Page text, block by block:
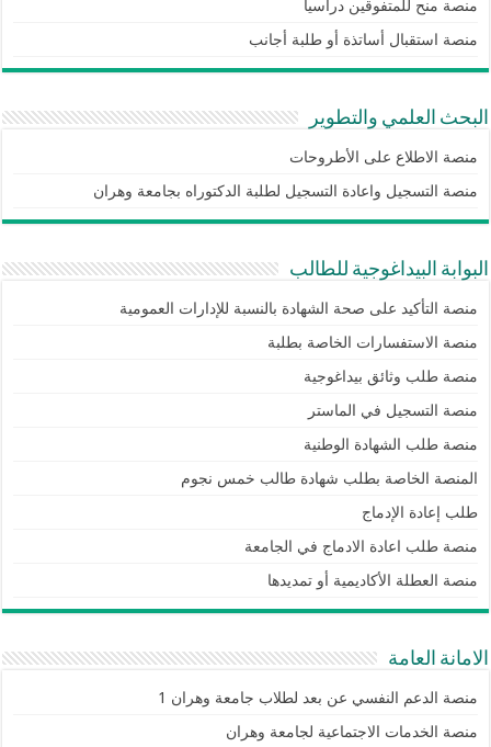
منصة منح للمتفوقين دراسيا
منصة استقبال أساتذة أو طلبة أجانب
البحث العلمي والتطوير
منصة الاطلاع على الأطروحات
منصة التسجيل واعادة التسجيل لطلبة الدكتوراه بجامعة وهران
البوابة البيداغوجية للطالب
منصة التأكيد على صحة الشهادة بالنسبة للإدارات العمومية
منصة الاستفسارات الخاصة بطلبة
منصة طلب وثائق بيداغوجية
منصة التسجيل في الماستر
منصة طلب الشهادة الوطنية
المنصة الخاصة بطلب شهادة طالب خمس نجوم
طلب إعادة الإدماج
منصة طلب اعادة الادماج في الجامعة
منصة العطلة الأكاديمية أو تمديدها
الامانة العامة
منصة الدعم النفسي عن بعد لطلاب جامعة وهران 1
منصة الخدمات الاجتماعية لجامعة وهران